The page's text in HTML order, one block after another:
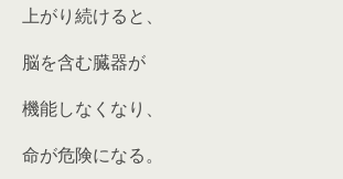
上がり続けると、
脳を含む臓器が
機能しなくなり、
命が危険になる。